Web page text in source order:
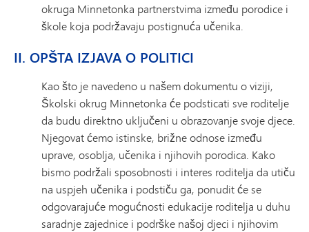
okruga Minnetonka partnerstvima između porodice i
škole koja podržavaju postignuća učenika.
II. OPŠTA IZJAVA O POLITICI
Kao što je navedeno u našem dokumentu o viziji,
Školski okrug Minnetonka će podsticati sve roditelje
da budu direktno uključeni u obrazovanje svoje djece.
Njegovat ćemo istinske, brižne odnose između
uprave, osoblja, učenika i njihovih porodica. Kako
bismo podržali sposobnosti i interes roditelja da utiču
na uspjeh učenika i podstiču ga, ponudit će se
odgovarajuće mogućnosti edukacije roditelja u duhu
saradnje zajednice i podrške našoj djeci i njihovim